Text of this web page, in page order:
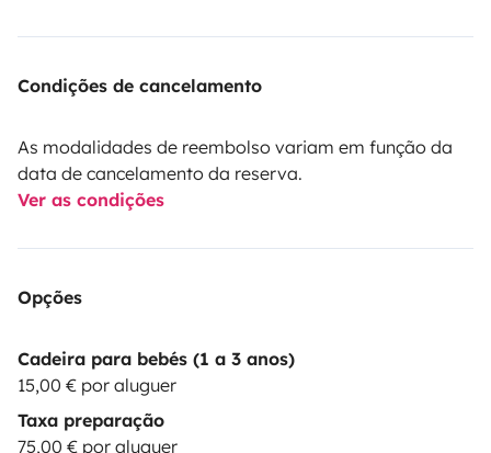
Condições de cancelamento
As modalidades de reembolso variam em função da
data de cancelamento da reserva.
Ver as condições
Opções
Cadeira para bebés (1 a 3 anos)
15,00 € por aluguer
Taxa preparação
75,00 € por aluguer